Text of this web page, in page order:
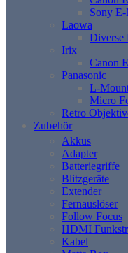
Sony
Laowa
Diverse
Irix
Canon
Panasonic
L-
Micro
Retro
Zubehör
Akkus
Adapter
Batteriegriffe
Blitzgeräte
Extender
Fernauslöser
Follow Focus
HDMI
Kabel